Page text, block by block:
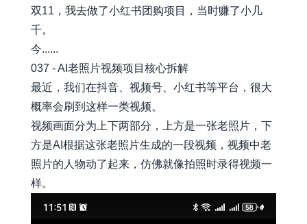
双11，我去做了小红书团购项目，当时赚了小几
千。
今......
037 - AI老照片视频项目核心拆解
最近，我们在抖音、视频号、小红书等平台，很大
概率会刷到这样一类视频。
视频画面分为上下两部分，上方是一张老照片，下
方是AI根据这张老照片生成的一段视频，视频中老
照片的人物动了起来，仿佛就像拍照时录得视频一
样。